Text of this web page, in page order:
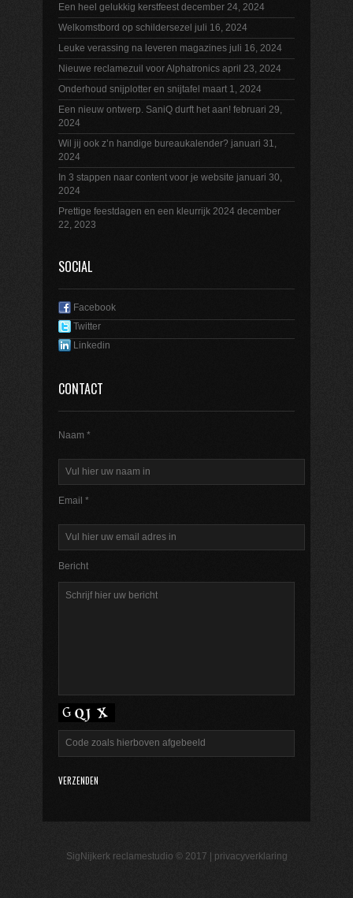
Een heel gelukkig kerstfeest december 24, 2024
Welkomstbord op schildersezel juli 16, 2024
Leuke verassing na leveren magazines juli 16, 2024
Nieuwe reclamezuil voor Alphatronics april 23, 2024
Onderhoud snijplotter en snijtafel maart 1, 2024
Een nieuw ontwerp. SaniQ durft het aan! februari 29,
2024
Wil jij ook z’n handige bureaukalender? januari 31,
2024
In 3 stappen naar content voor je website januari 30,
2024
Prettige feestdagen en een kleurrijk 2024 december
22, 2023
SOCIAL
Facebook
Twitter
Linkedin
CONTACT
Naam *
Email *
Bericht
SigNijkerk reclamestudio © 2017 | privacyverklaring